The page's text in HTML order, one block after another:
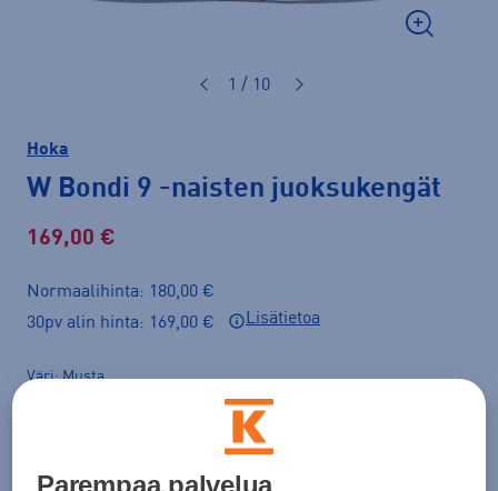
1 / 10
Hoka
W Bondi 9 -naisten juoksukengät
169,00 €
Normaalihinta: 180,00 €
30pv alin hinta: 169,00 €
Lisätietoa
Väri Musta
Parempaa palvelua